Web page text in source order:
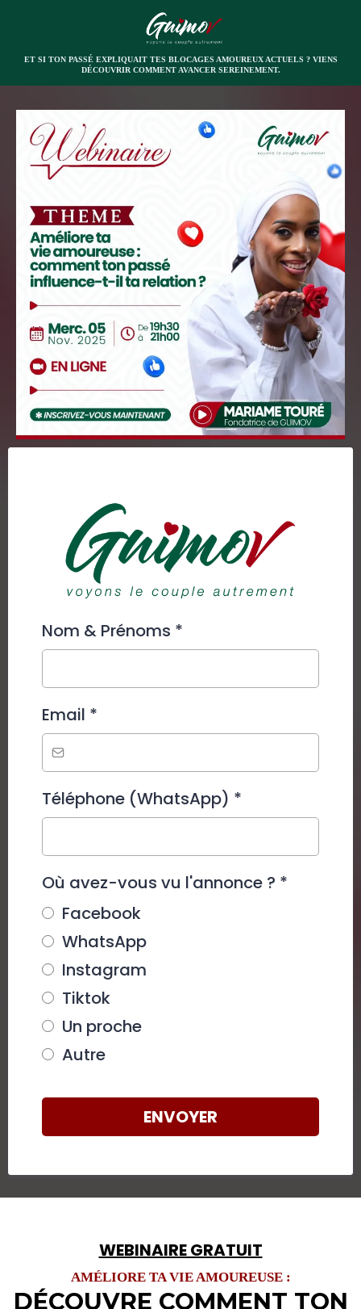
ET SI TON PASSÉ EXPLIQUAIT TES BLOCAGES AMOUREUX ACTUELS ? VIENS
DÉCOUVRIR COMMENT AVANCER SEREINEMENT.
Nom & Prénoms *
Email *
Téléphone (WhatsApp) *
Où avez-vous vu l'annonce ? *
Facebook
WhatsApp
Instagram
Tiktok
Un proche
Autre
ENVOYER
WEBINAIRE GRATUIT
AMÉLIORE TA VIE AMOUREUSE :
DÉCOUVRE COMMENT TON